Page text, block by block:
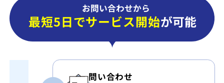
お問い合わせから
最短5日でサービス開始が可能
問い合わせ